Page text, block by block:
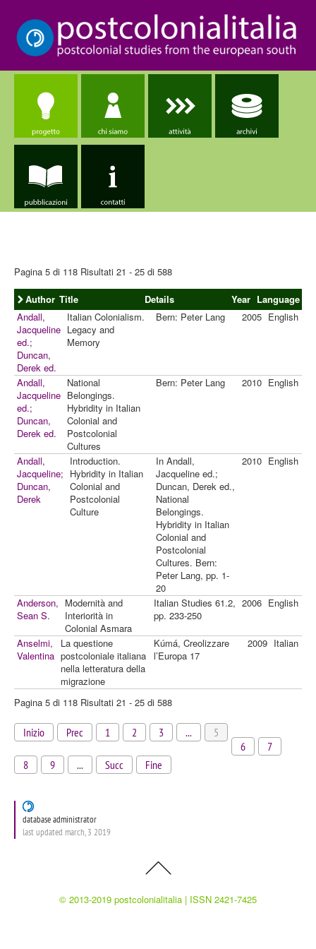
Pagina 5 di 118 Risultati 21 - 25 di 588
Author Title Details Year Language
Andall,
Jacqueline
ed.;
Duncan,
Derek ed.
Italian Colonialism.
Legacy and
Memory
Bern: Peter Lang 2005 English
Andall,
Jacqueline
ed.;
Duncan,
Derek ed.
National
Belongings.
Hybridity in Italian
Colonial and
Postcolonial
Cultures
Bern: Peter Lang 2010 English
Andall,
Jacqueline;
Duncan,
Derek
Introduction.
Hybridity in Italian
Colonial and
Postcolonial
Culture
In Andall,
Jacqueline ed.;
Duncan, Derek ed.,
National
Belongings.
Hybridity in Italian
Colonial and
Postcolonial
Cultures. Bern:
Peter Lang, pp. 1-
20
2010 English
Anderson,
Sean S.
Modernità and
Interiorità in
Colonial Asmara
Italian Studies 61.2,
pp. 233-250
2006 English
Anselmi,
Valentina
La questione
postcoloniale italiana
nella letteratura della
migrazione
Kúmá, Creolizzare
l’Europa 17
2009 Italian
Pagina 5 di 118 Risultati 21 - 25 di 588
Inizio Prec 1 2 3 ...
5
6
7
8
9 ... Succ Fine
database administrator
last updated march, 3 2019
© 2013-2019 postcolonialitalia | ISSN 2421-7425